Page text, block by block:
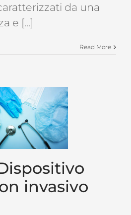
da una
e [...]
Read More
invasivo